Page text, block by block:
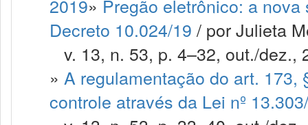
2019» Pregão eletrônico: a
Decreto 10.024/19 / por Julieta
v. 13, n. 53, p. 4–32, out./dez.,
» A regulamentação do art. 173,
controle através da Lei nº